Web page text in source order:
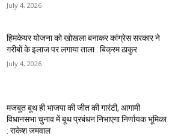
July 4, 2026
हिमकेयर योजना को खोखला बनाकर कांग्रेस सरकार ने
गरीबों के इलाज पर लगाया ताला : बिक्रम ठाकुर
July 4, 2026
मजबूत बूथ ही भाजपा की जीत की गारंटी, आगामी
विधानसभा चुनाव में बूथ प्रबंधन निभाएगा निर्णायक भूमिका
: राकेश जमवाल